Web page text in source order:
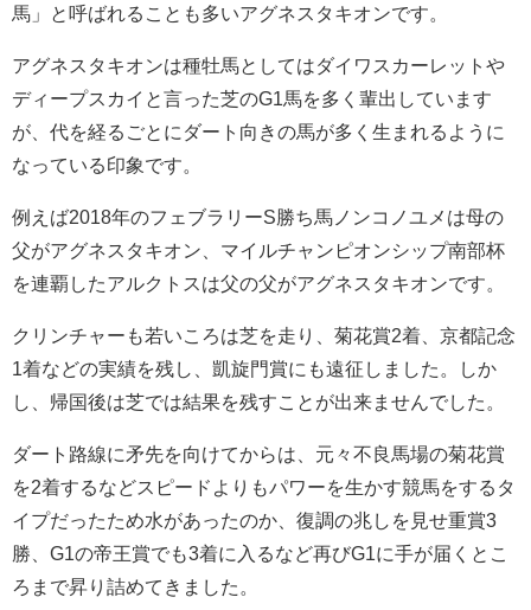
馬」と呼ばれることも多いアグネスタキオンです。
アグネスタキオンは種牡馬としてはダイワスカーレットや
ディープスカイと言った芝のG1馬を多く輩出しています
が、代を経るごとにダート向きの馬が多く生まれるように
なっている印象です。
例えば2018年のフェブラリーS勝ち馬ノンコノユメは母の
父がアグネスタキオン、マイルチャンピオンシップ南部杯
を連覇したアルクトスは父の父がアグネスタキオンです。
クリンチャーも若いころは芝を走り、菊花賞2着、京都記念
1着などの実績を残し、凱旋門賞にも遠征しました。しか
し、帰国後は芝では結果を残すことが出来ませんでした。
ダート路線に矛先を向けてからは、元々不良馬場の菊花賞
を2着するなどスピードよりもパワーを生かす競馬をするタ
イプだったため水があったのか、復調の兆しを見せ重賞3
勝、G1の帝王賞でも3着に入るなど再びG1に手が届くとこ
ろまで昇り詰めてきました。